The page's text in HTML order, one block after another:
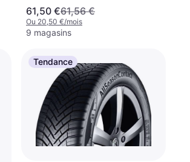
61,50 €61,56 €
Ou 20,50 €/mois
9 magasins
Tendance